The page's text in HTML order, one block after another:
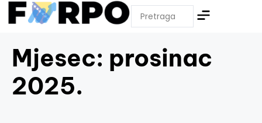
Mjesec: prosinac
2025.